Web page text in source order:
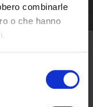
combinarle
o che hanno